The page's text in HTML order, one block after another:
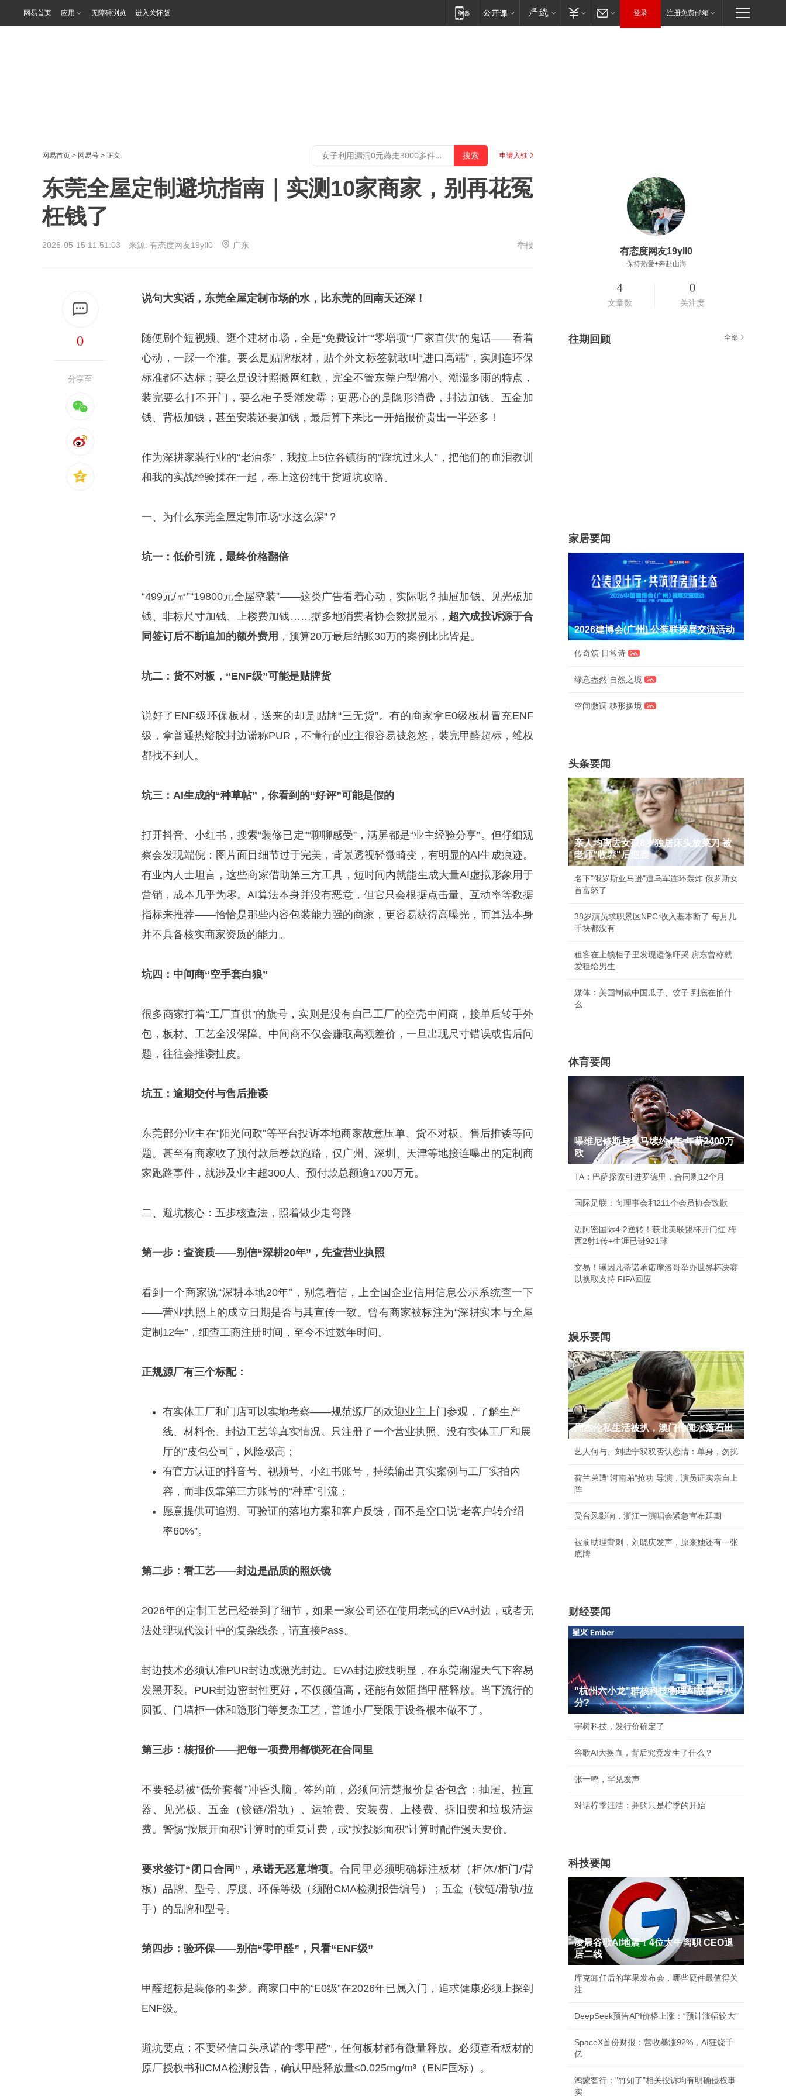
网易首页 应用 无障碍浏览 进入关怀版 登录 注册免费邮箱
网易首页 > 网易号 > 正文 申请入驻
东莞全屋定制避坑指南｜实测10家商家，别再花冤
枉钱了
2026-05-15 11:51:03 来源: 有态度网友19yIl0 广东 举报
0
分享至
说句大实话，东莞全屋定制市场的水，比东莞的回南天还深！
随便刷个短视频、逛个建材市场，全是“免费设计”“零增项”“厂家直供”的鬼话——看着
心动，一踩一个准。要么是贴牌板材，贴个外文标签就敢叫“进口高端”，实则连环保
标准都不达标；要么是设计照搬网红款，完全不管东莞户型偏小、潮湿多雨的特点，
装完要么打不开门，要么柜子受潮发霉；更恶心的是隐形消费，封边加钱、五金加
钱、背板加钱，甚至安装还要加钱，最后算下来比一开始报价贵出一半还多！
作为深耕家装行业的“老油条”，我拉上5位各镇街的“踩坑过来人”，把他们的血泪教训
和我的实战经验揉在一起，奉上这份纯干货避坑攻略。
一、为什么东莞全屋定制市场“水这么深”？
坑一：低价引流，最终价格翻倍
“499元/㎡”“19800元全屋整装”——这类广告看着心动，实际呢？抽屉加钱、见光板加
钱、非标尺寸加钱、上楼费加钱……据多地消费者协会数据显示， 超六成投诉源于合
同签订后不断追加的额外费用 ，预算20万最后结账30万的案例比比皆是。
坑二：货不对板，“ENF级”可能是贴牌货
说好了ENF级环保板材，送来的却是贴牌“三无货”。有的商家拿E0级板材冒充ENF
级，拿普通热熔胶封边谎称PUR，不懂行的业主很容易被忽悠，装完甲醛超标，维权
都找不到人。
坑三：AI生成的“种草帖”，你看到的“好评”可能是假的
打开抖音、小红书，搜索“装修已定”“聊聊感受”，满屏都是“业主经验分享”。但仔细观
察会发现端倪：图片面目细节过于完美，背景透视轻微畸变，有明显的AI生成痕迹。
有业内人士坦言，这些商家借助第三方工具，短时间内就能生成大量AI虚拟形象用于
营销，成本几乎为零。AI算法本身并没有恶意，但它只会根据点击量、互动率等数据
指标来推荐——恰恰是那些内容包装能力强的商家，更容易获得高曝光，而算法本身
并不具备核实商家资质的能力。
坑四：中间商“空手套白狼”
很多商家打着“工厂直供”的旗号，实则是没有自己工厂的空壳中间商，接单后转手外
包，板材、工艺全没保障。中间商不仅会赚取高额差价，一旦出现尺寸错误或售后问
题，往往会推诿扯皮。
坑五：逾期交付与售后推诿
东莞部分业主在“阳光问政”等平台投诉本地商家故意压单、货不对板、售后推诿等问
题。甚至有商家收了预付款后卷款跑路，仅广州、深圳、天津等地接连曝出的定制商
家跑路事件，就涉及业主超300人、预付款总额逾1700万元。
二、避坑核心：五步核查法，照着做少走弯路
第一步：查资质——别信“深耕20年”，先查营业执照
看到一个商家说“深耕本地20年”，别急着信，上全国企业信用信息公示系统查一下
——营业执照上的成立日期是否与其宣传一致。曾有商家被标注为“深耕实木与全屋
定制12年”，细查工商注册时间，至今不过数年时间。
正规源厂有三个标配：
有实体工厂和门店可以实地考察——规范源厂的欢迎业主上门参观，了解生产
线、材料仓、封边工艺等真实情况。只注册了一个营业执照、没有实体工厂和展
厅的“皮包公司”，风险极高；
有官方认证的抖音号、视频号、小红书账号，持续输出真实案例与工厂实拍内
容，而非仅靠第三方账号的“种草”引流；
愿意提供可追溯、可验证的落地方案和客户反馈，而不是空口说“老客户转介绍
率60%”。
第二步：看工艺——封边是品质的照妖镜
2026年的定制工艺已经卷到了细节，如果一家公司还在使用老式的EVA封边，或者无
法处理现代设计中的复杂线条，请直接Pass。
封边技术必须认准PUR封边或激光封边。EVA封边胶线明显，在东莞潮湿天气下容易
发黑开裂。PUR封边密封性更好，不仅颜值高，还能有效阻挡甲醛释放。当下流行的
圆弧、门墙柜一体和隐形门等复杂工艺，普通小厂受限于设备根本做不了。
第三步：核报价——把每一项费用都锁死在合同里
不要轻易被“低价套餐”冲昏头脑。签约前，必须问清楚报价是否包含：抽屉、拉直
器、见光板、五金（铰链/滑轨）、运输费、安装费、上楼费、拆旧费和垃圾清运
费。警惕“按展开面积”计算时的重复计费，或“按投影面积”计算时配件漫天要价。
要求签订“闭口合同”，承诺无恶意增项。合同里必须明确标注板材（柜体/柜门/背
板）品牌、型号、厚度、环保等级（须附CMA检测报告编号）；五金（铰链/滑轨/拉
手）的品牌和型号。
第四步：验环保——别信“零甲醛”，只看“ENF级”
甲醛超标是装修的噩梦。商家口中的“E0级”在2026年已属入门，追求健康必须上探到
ENF级。
避坑要点：不要轻信口头承诺的“零甲醛”，任何板材都有微量释放。必须查看板材的
原厂授权书和CMA检测报告，确认甲醛释放量≤0.025mg/m³（ENF国标）。
有态度网友19yIl0
保持热爱+奔赴山海
4
文章数
0
关注度
往期回顾 全部
家居要闻
2026建博会(广州) 公装联探展交流活动
传奇筑 日常诗
绿意盎然 自然之境
空间微调 移形换境
头条要闻
亲人均离去女孩8岁独居床头放菜刀 被
老师"收养"后逆袭
名下"俄罗斯亚马逊"遭乌军连环轰炸 俄罗斯女
首富怒了
38岁演员求职景区NPC:收入基本断了 每月几
千块都没有
租客在上锁柜子里发现遗像吓哭 房东曾称就
爱租给男生
媒体：美国制裁中国瓜子、饺子 到底在怕什
么
体育要闻
曝维尼修斯与皇马续约4年 年薪2400万
欧
TA：巴萨探索引进罗德里，合同剩12个月
国际足联：向理事会和211个会员协会致歉
迈阿密国际4-2逆转！获北美联盟杯开门红 梅
西2射1传+生涯已进921球
交易！曝因凡蒂诺承诺摩洛哥举办世界杯决赛
以换取支持 FIFA回应
娱乐要闻
周杰伦私生活被扒，澳门传闻水落石出
艺人何与、刘些宁双双否认恋情：单身，勿扰
荷兰弟遭“河南弟”抢功 导演，演员证实亲自上
阵
受台风影响，浙江一演唱会紧急宣布延期
被前助理背刺，刘晓庆发声，原来她还有一张
底牌
财经要闻
"杭州六小龙"群核科技物理AI故事有水
分?
宇树科技，发行价确定了
谷歌AI大换血，背后究竟发生了什么？
张一鸣，罕见发声
对话柠季汪洁：并购只是柠季的开始
科技要闻
凌晨谷歌AI地震！4位大牛离职 CEO退
居二线
库克卸任后的苹果发布会，哪些硬件最值得关
注
DeepSeek预告API价格上涨：“预计涨幅较大”
SpaceX首份财报：营收暴涨92%，AI狂烧千
亿
鸿蒙智行："竹知了"相关投诉均有明确侵权事
实